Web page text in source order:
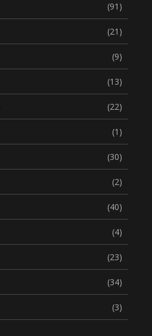
(91)
(21)
(9)
(13)
(22)
(1)
(30)
(2)
(40)
(4)
(23)
(34)
(3)